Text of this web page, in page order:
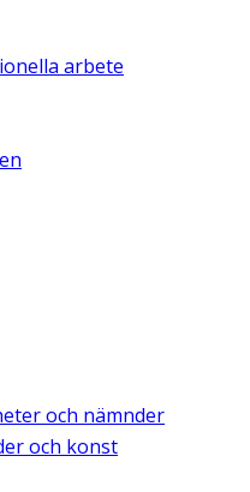
arbete
och nämnder
och konst